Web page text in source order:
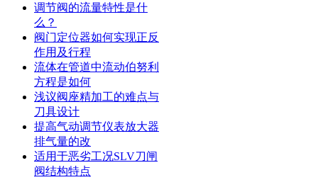
调节阀的流量特性是什
么？
阀门定位器如何实现正反
作用及行程
流体在管道中流动伯努利
方程是如何
浅议阀座精加工的难点与
刀具设计
提高气动调节仪表放大器
排气量的改
适用于恶劣工况SLV刀闸
阀结构特点